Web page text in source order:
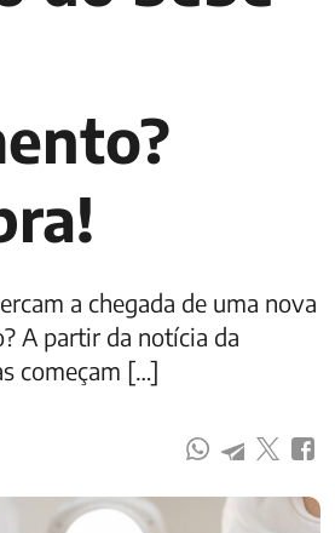
a chegada de uma nova
A partir da notícia da
começam […]